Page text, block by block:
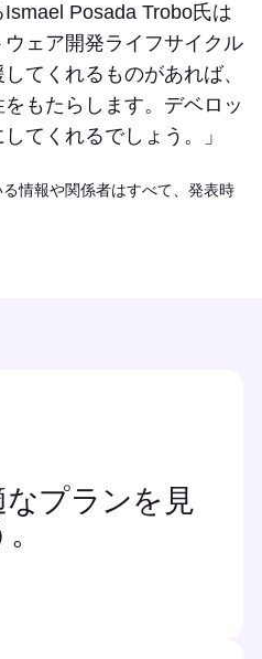
Posada Trobo氏は
ェア開発ライフサイクル
てくれるものがあれば、
もたらします。デベロッ
てくれるでしょう。」
情報や関係者はすべて、発表時
プランを見